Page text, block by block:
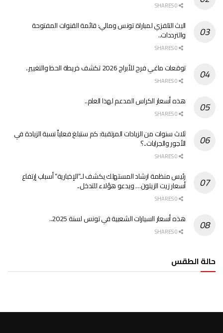
البث التلفزي لمباراة تونس ومالي: قائمة القنوات المفتوحة
والترددات..
توقعات ماغي فرح للأبراج 2026 تكشف خريطة الحظ والتغيير..
هذه أسعار الكراس المدعم لهذا العام..
ثلاث سنوات من الزيادات المرتقبة: كم ستبلغ فعلياً نسبة الزيادة في
الأجور والجرايات..؟
رئيس منظمة ارشاد المستهلك يكشف لـ”الإخبارية” أسباب إرتفاع
أسعار زيت الزيتون… ويدعو هؤلاء للتدخل..
هذه أسعار السيارات الشعبية في تونس لسنة 2025..
حالة الطقس